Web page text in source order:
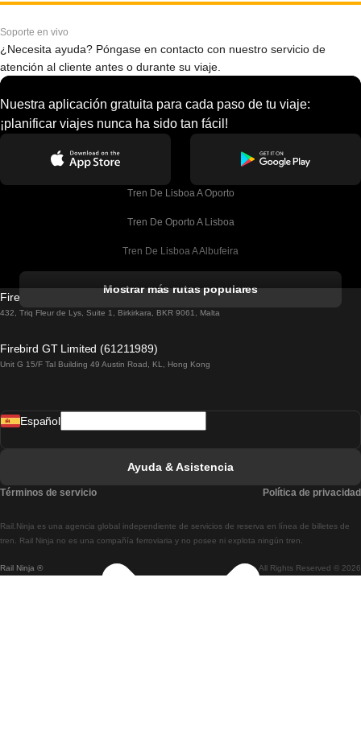
Soporte en vivo
¿Necesita ayuda? Póngase en contacto con nuestro servicio de
atención al cliente antes o durante su viaje.
Nuestra aplicación gratuita para cada paso de tu viaje:
¡planificar viajes nunca ha sido tan fácil!
Tren De Lisboa A Oporto
Tren De Oporto A Lisboa
Tren De Lisboa A Albufeira
Tren De Lisboa A Lagos
Tren De Lisboa A Madrid
Tren De Lisboa A Braga
Tren De Braga A Lisboa
Mostrar más rutas populares
Firebird GT Limited (OC 1451)
432, Triq Fleur de Lys, Suite 1, Birkirkara, BKR 9061, Malta
Firebird GT Limited (61211989)
Unit G 15/F Tal Building 49 Austin Road, KL, Hong Kong
Rail Ninja ® All Rights Reserved © 2026
Rail.Ninja es una agencia global independiente de servicios de reserva en línea de billetes de
tren. Rail Ninja no es una compañía ferroviaria y no posee ni explota ningún tren.
Español
Ayuda & Asistencia
Términos de servicio Política de privacidad